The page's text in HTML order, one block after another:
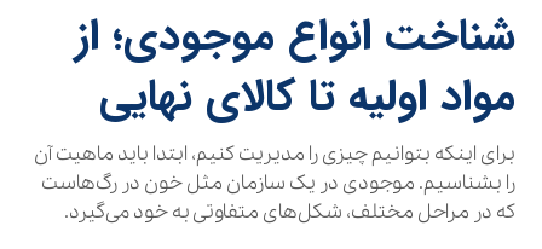
شناخت انواع موجودی؛ از
مواد اولیه تا کالای نهایی
برای اینکه بتوانیم چیزی را مدیریت کنیم، ابتدا باید ماهیت آن
را بشناسیم. موجودی در یک سازمان مثل خون در رگ‌هاست
که در مراحل مختلف، شکل‌های متفاوتی به خود می‌گیرد.